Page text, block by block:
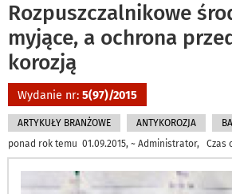
Rozpuszczalnikowe
myjące, a ochrona
korozją
Wydanie nr: 5(97)/2015
ARTYKUŁY BRANŻOWE ANTYKOROZJA
ponad rok temu 01.09.2015, ~ Administrator, Czas